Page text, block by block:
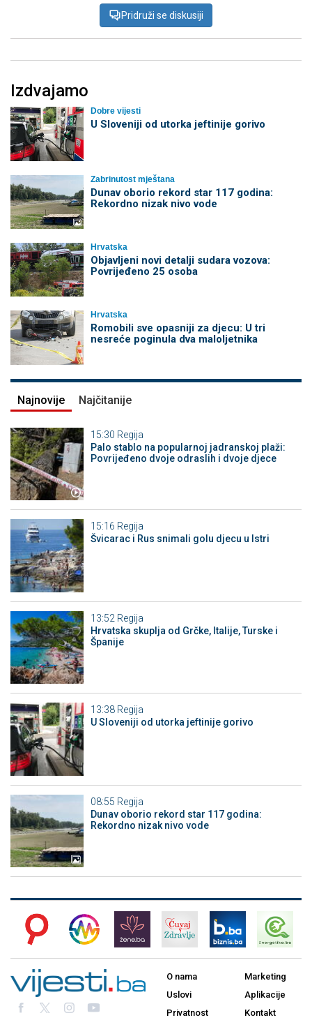
Pridruži se diskusiji
Izdvajamo
Dobre vijesti
U Sloveniji od utorka jeftinije gorivo
Zabrinutost mještana
Dunav oborio rekord star 117 godina:
Rekordno nizak nivo vode
Hrvatska
Objavljeni novi detalji sudara vozova:
Povrijeđeno 25 osoba
Hrvatska
Romobili sve opasniji za djecu: U tri
nesreće poginula dva maloljetnika
Najnovije Najčitanije
15:30 Regija
Palo stablo na popularnoj jadranskoj plaži:
Povrijeđeno dvoje odraslih i dvoje djece
15:16 Regija
Švicarac i Rus snimali golu djecu u Istri
13:52 Regija
Hrvatska skuplja od Grčke, Italije, Turske i
Španije
13:38 Regija
U Sloveniji od utorka jeftinije gorivo
08:55 Regija
Dunav oborio rekord star 117 godina:
Rekordno nizak nivo vode
O nama
Uslovi
Privatnost
Marketing
Aplikacije
Kontakt